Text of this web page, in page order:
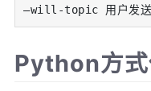
–will-topic 用户发
Python方式